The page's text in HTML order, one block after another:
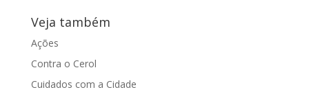
Veja também
Ações
Contra o Cerol
Cuidados com a Cidade